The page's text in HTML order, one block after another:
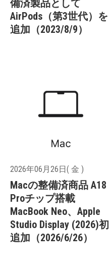
備済製品として
AirPods（第3世代）を
追加（2023/8/9）
2026年06月26日( 金 )
Macの整備済商品 A18
Proチップ搭載
MacBook Neo、Apple
Studio Display (2026)初
追加（2026/6/26）